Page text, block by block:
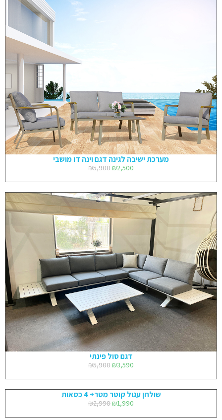
מערכת ישיבה לגינה דגם וינה דו מושבי
₪5,900 ₪2,500
דגם סול פינתי
₪5,900 ₪3,590
שולחן עגול קוטר מטר+ 4 כסאות
₪2,990 ₪1,990